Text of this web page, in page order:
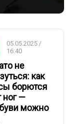
05.05.2025 /
16:40
не
как
борются
ног —
можно